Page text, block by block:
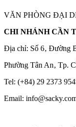
VĂN PHÒNG ĐẠI
CHI NHÁNH CẦN
Địa chỉ: Số 6‚ Đường
Phường Tân An‚ Tp.
Tel: (+84) 29 2373
Email: